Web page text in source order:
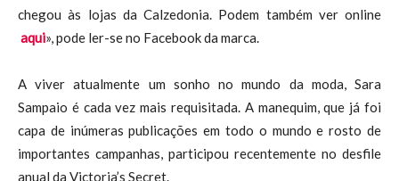
chegou às lojas da Calzedonia. Podem também ver online
aqui», pode ler-se no Facebook da marca.
A viver atualmente um sonho no mundo da moda, Sara
Sampaio é cada vez mais requisitada. A manequim, que já foi
capa de inúmeras publicações em todo o mundo e rosto de
importantes campanhas, participou recentemente no desfile
anual da Victoria’s Secret.